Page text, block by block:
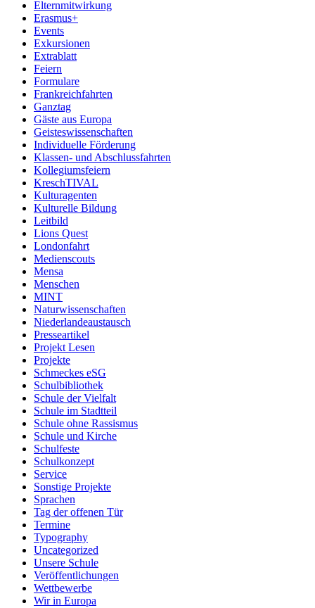
Elternmitwirkung
Erasmus+
Events
Exkursionen
Extrablatt
Feiern
Formulare
Frankreichfahrten
Ganztag
Gäste aus Europa
Geisteswissenschaften
Individuelle Förderung
Klassen- und Abschlussfahrten
Kollegiumsfeiern
KreschTIVAL
Kulturagenten
Kulturelle Bildung
Leitbild
Lions Quest
Londonfahrt
Medienscouts
Mensa
Menschen
MINT
Naturwissenschaften
Niederlandeaustausch
Presseartikel
Projekt Lesen
Projekte
Schmeckes eSG
Schulbibliothek
Schule der Vielfalt
Schule im Stadtteil
Schule ohne Rassismus
Schule und Kirche
Schulfeste
Schulkonzept
Service
Sonstige Projekte
Sprachen
Tag der offenen Tür
Termine
Typography
Uncategorized
Unsere Schule
Veröffentlichungen
Wettbewerbe
Wir in Europa